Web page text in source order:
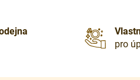
pro